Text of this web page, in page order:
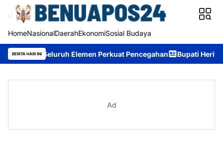
HomeNasionalDaerahEkonomiSosial Budaya
BERITA HARI INIElemen Perkuat Pencegahan Bupati Heriyus: Wisuda
Ad